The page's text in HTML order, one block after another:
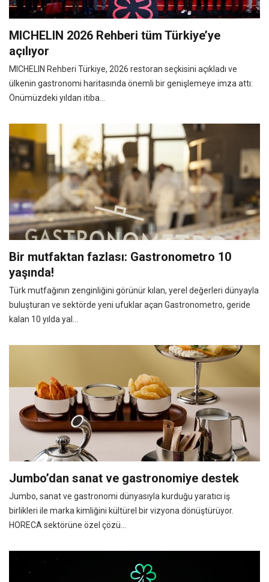
MICHELIN 2026 Rehberi tüm Türkiye’ye
açılıyor
MICHELIN Rehberi Türkiye, 2026 restoran seçkisini açıkladı ve
ülkenin gastronomi haritasında önemli bir genişlemeye imza attı:
Önümüzdeki yıldan itiba...
Bir mutfaktan fazlası: Gastronometro 10
yaşında!
Türk mutfağının zenginliğini görünür kılan, yerel değerleri dünyayla
buluşturan ve sektörde yeni ufuklar açan Gastronometro, geride
kalan 10 yılda yal...
Jumbo’dan sanat ve gastronomiye destek
Jumbo, sanat ve gastronomi dünyasıyla kurduğu yaratıcı iş
birlikleri ile marka kimliğini kültürel bir vizyona dönüştürüyor.
HORECA sektörüne özel çözü...